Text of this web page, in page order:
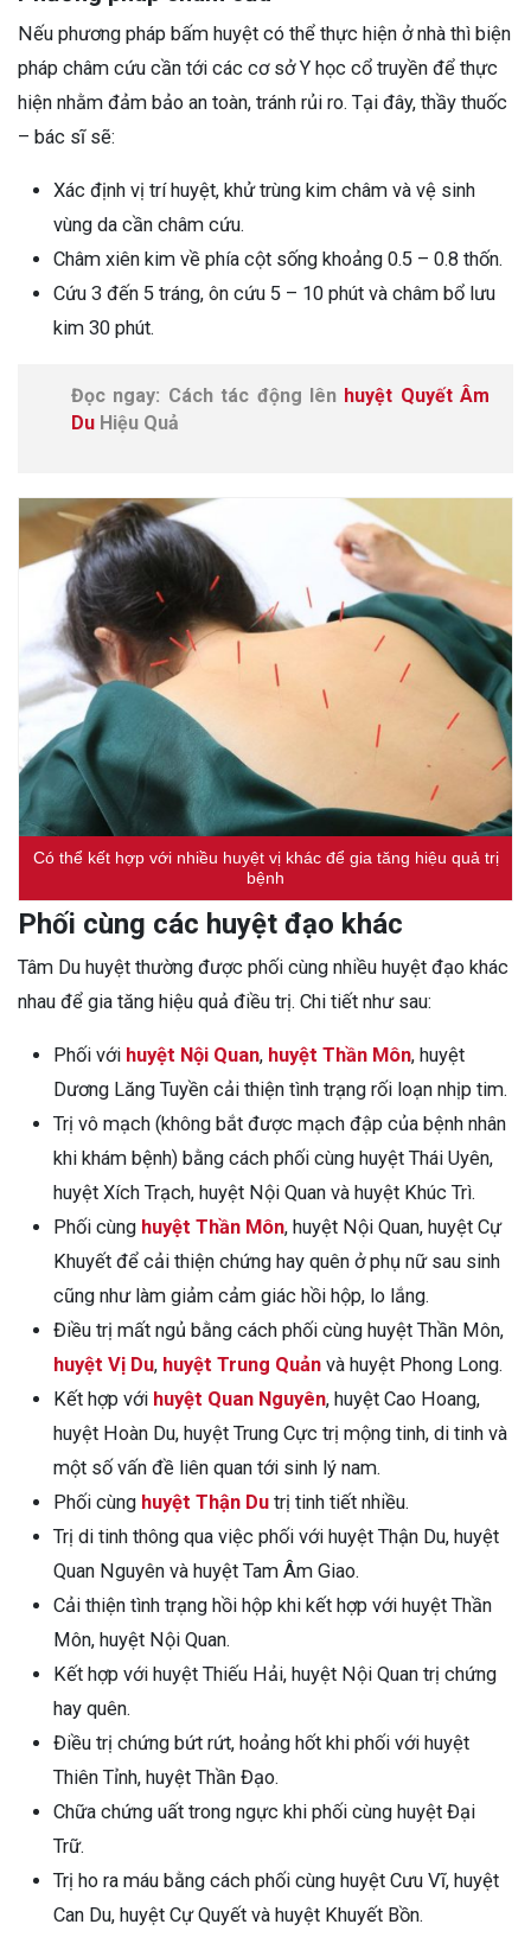
Nếu phương pháp bấm huyệt có thể thực hiện ở nhà thì biện
pháp châm cứu cần tới các cơ sở Y học cổ truyền để thực
hiện nhằm đảm bảo an toàn, tránh rủi ro. Tại đây, thầy thuốc
– bác sĩ sẽ:
Xác định vị trí huyệt, khử trùng kim châm và vệ sinh
vùng da cần châm cứu.
Châm xiên kim về phía cột sống khoảng 0.5 – 0.8 thốn.
Cứu 3 đến 5 tráng, ôn cứu 5 – 10 phút và châm bổ lưu
kim 30 phút.
Đọc ngay: Cách tác động lên huyệt Quyết Âm
Du Hiệu Quả
Có thể kết hợp với nhiều huyệt vị khác để gia tăng hiệu quả trị
bệnh
Phối cùng các huyệt đạo khác
Tâm Du huyệt thường được phối cùng nhiều huyệt đạo khác
nhau để gia tăng hiệu quả điều trị. Chi tiết như sau:
Phối với huyệt Nội Quan, huyệt Thần Môn, huyệt
Dương Lăng Tuyền cải thiện tình trạng rối loạn nhịp tim.
Trị vô mạch (không bắt được mạch đập của bệnh nhân
khi khám bệnh) bằng cách phối cùng huyệt Thái Uyên,
huyệt Xích Trạch, huyệt Nội Quan và huyệt Khúc Trì.
Phối cùng huyệt Thần Môn, huyệt Nội Quan, huyệt Cự
Khuyết để cải thiện chứng hay quên ở phụ nữ sau sinh
cũng như làm giảm cảm giác hồi hộp, lo lắng.
Điều trị mất ngủ bằng cách phối cùng huyệt Thần Môn,
huyệt Vị Du, huyệt Trung Quản và huyệt Phong Long.
Kết hợp với huyệt Quan Nguyên, huyệt Cao Hoang,
huyệt Hoàn Du, huyệt Trung Cực trị mộng tinh, di tinh và
một số vấn đề liên quan tới sinh lý nam.
Phối cùng huyệt Thận Du trị tinh tiết nhiều.
Trị di tinh thông qua việc phối với huyệt Thận Du, huyệt
Quan Nguyên và huyệt Tam Âm Giao.
Cải thiện tình trạng hồi hộp khi kết hợp với huyệt Thần
Môn, huyệt Nội Quan.
Kết hợp với huyệt Thiếu Hải, huyệt Nội Quan trị chứng
hay quên.
Điều trị chứng bứt rứt, hoảng hốt khi phối với huyệt
Thiên Tỉnh, huyệt Thần Đạo.
Chữa chứng uất trong ngực khi phối cùng huyệt Đại
Trữ.
Trị ho ra máu bằng cách phối cùng huyệt Cưu Vĩ, huyệt
Can Du, huyệt Cự Quyết và huyệt Khuyết Bồn.